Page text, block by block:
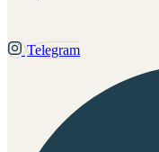
Telegram